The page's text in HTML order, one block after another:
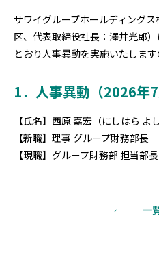
サワイグループホールディング
区、代表取締役社長：澤井光郎
とおり人事異動を実施いたします
1．人事異動（2026年7
【氏名】西原 嘉宏（にしはら よ
【新職】理事 グループ財務部長
【現職】グループ財務部 担当部長
一